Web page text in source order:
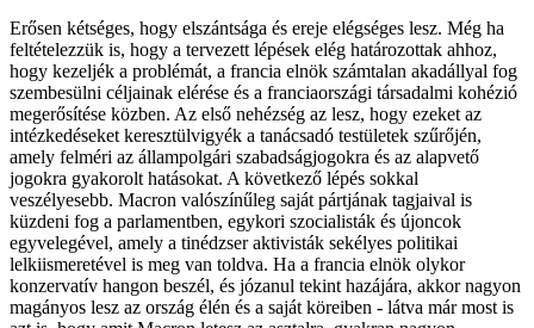
Erősen kétséges, hogy elszántsága és ereje elégséges lesz. Még ha
feltételezzük is, hogy a tervezett lépések elég határozottak ahhoz,
hogy kezeljék a problémát, a francia elnök számtalan akadállyal fog
szembesülni céljainak elérése és a franciaországi társadalmi kohézió
megerősítése közben. Az első nehézség az lesz, hogy ezeket az
intézkedéseket keresztülvigyék a tanácsadó testületek szűrőjén,
amely felméri az állampolgári szabadságjogokra és az alapvető
jogokra gyakorolt hatásokat. A következő lépés sokkal
veszélyesebb. Macron valószínűleg saját pártjának tagjaival is
küzdeni fog a parlamentben, egykori szocialisták és újoncok
egyvelegével, amely a tinédzser aktivisták sekélyes politikai
lelkiismeretével is meg van toldva. Ha a francia elnök olykor
konzervatív hangon beszél, és józanul tekint hazájára, akkor nagyon
magányos lesz az ország élén és a saját köreiben - látva már most is